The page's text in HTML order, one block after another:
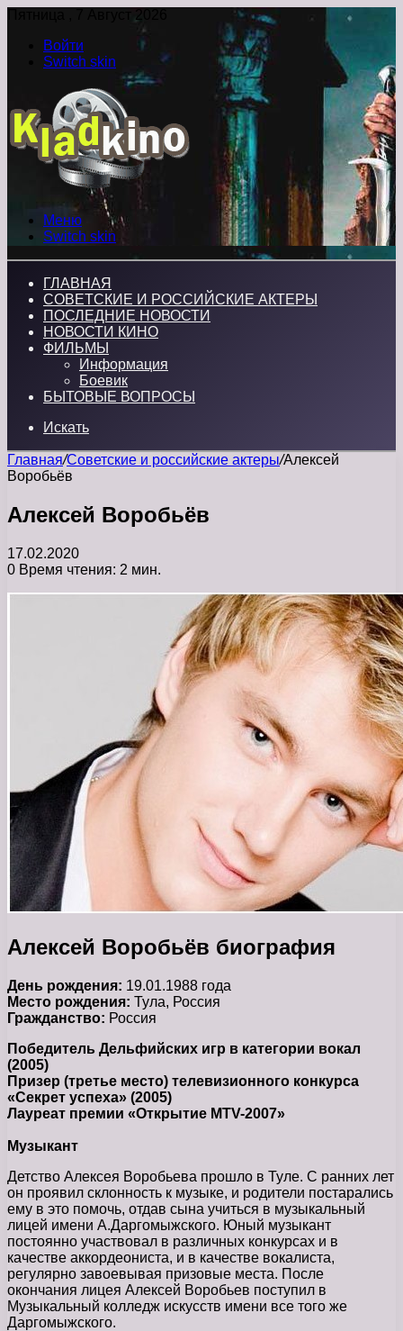
Пятница , 7 Август 2026
Войти
Switch skin
Меню
Switch skin
ГЛАВНАЯ
СОВЕТСКИЕ И РОССИЙСКИЕ АКТЕРЫ
ПОСЛЕДНИЕ НОВОСТИ
НОВОСТИ КИНО
ФИЛЬМЫ
Информация
Боевик
БЫТОВЫЕ ВОПРОСЫ
Искать
Главная/Советские и российские актеры/Алексей
Воробьёв
Алексей Воробьёв
17.02.2020
0 Время чтения: 2 мин.
Алексей Воробьёв биография
День рождения: 19.01.1988 года
Место рождения: Тула, Россия
Гражданство: Россия
Победитель Дельфийских игр в категории вокал
(2005)
Призер (третье место) телевизионного конкурса
«Секрет успеха» (2005)
Лауреат премии «Открытие MTV-2007»
Музыкант
Детство Алексея Воробьева прошло в Туле. С ранних лет
он проявил склонность к музыке, и родители постарались
ему в это помочь, отдав сына учиться в музыкальный
лицей имени А.Даргомыжского. Юный музыкант
постоянно участвовал в различных конкурсах и в
качестве аккордеониста, и в качестве вокалиста,
регулярно завоевывая призовые места. После
окончания лицея Алексей Воробьев поступил в
Музыкальный колледж искусств имени все того же
Даргомыжского.